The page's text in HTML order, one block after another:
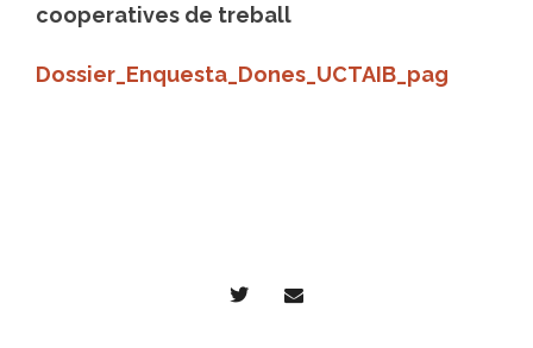
cooperatives de treball
Dossier_Enquesta_Dones_UCTAIB_pag